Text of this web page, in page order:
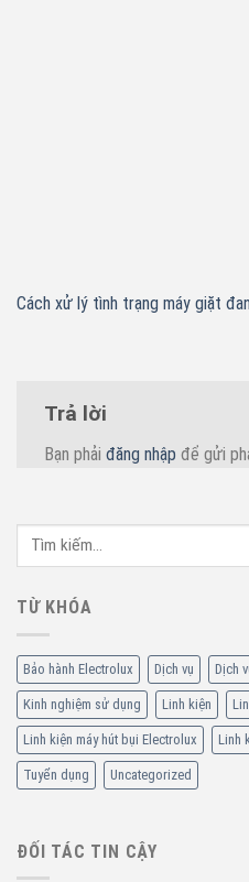
TỪ KHÓA
Bảo hành Electrolux Dịch vụ Dịch
Kinh nghiệm sử dụng Linh kiện
Linh kiện máy hút bụi Electrolux Linh
Tuyển dụng Uncategorized
ĐỐI TÁC TIN CẬY
Cách xử lý tình trạng máy giặt
Trả lời
Bạn phải đăng nhập để gửi